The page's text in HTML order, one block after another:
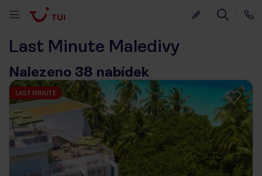
Last Minute Maledivy
Nalezeno 38 nabídek
LAST MINUTE